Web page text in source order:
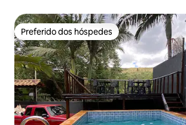
Preferido dos hóspedes
Preferido dos hóspedes